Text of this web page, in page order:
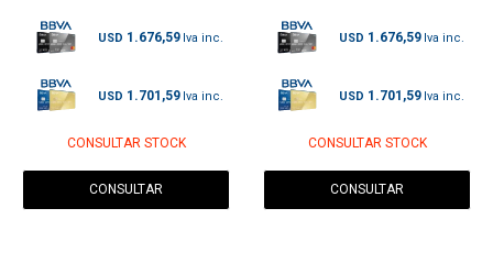
USD 1.676,59
USD 1.701,59
CONSULTAR STOCK
CONSULTAR
USD 1.676,59
USD 1.701,59
CONSULTAR STOCK
CONSULTAR